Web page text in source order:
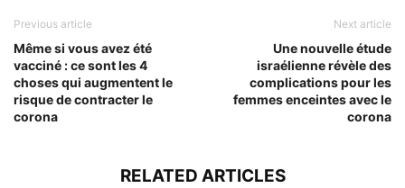
Previous article
Même si vous avez été
vacciné : ce sont les 4
choses qui augmentent le
risque de contracter le
corona
Next article
Une nouvelle étude
israélienne révèle des
complications pour les
femmes enceintes avec le
corona
RELATED ARTICLES